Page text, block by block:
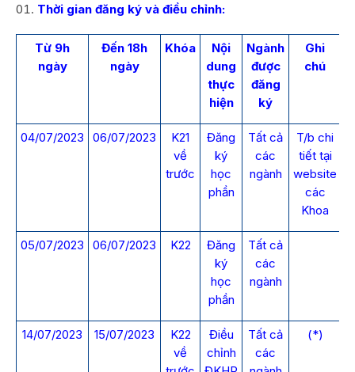
Thời gian đăng ký và điều chỉnh:
Từ 9h
ngày
Đến 18h
ngày
Khóa
Nội
dung
thực
hiện
Ngành
được
đăng
ký
Ghi
chú
04/07/2023 06/07/2023
K21
về
trước
Đăng
ký
học
phần
Tất cả
các
ngành
T/b chi
tiết tại
website
các
Khoa
05/07/2023 06/07/2023 K22
Đăng
ký
học
phần
Tất cả
các
ngành
14/07/2023 15/07/2023
K22
về
Điều
chỉnh
Tất cả
các
(*)